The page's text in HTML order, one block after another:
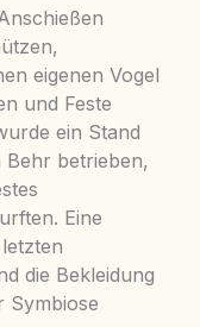
eigenen Vogel
und Feste
ein Stand
Behr betrieben,
Eine
die Bekleidung
Symbiose